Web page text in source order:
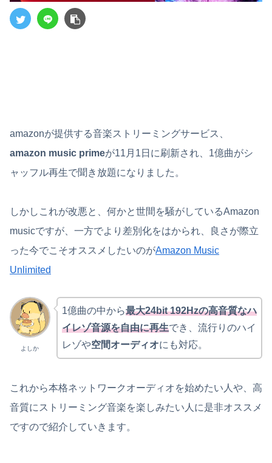
amazonが提供する音楽ストリーミングサービス、
amazon music primeが11月1日に刷新され、1億曲がシ
ャッフル再生で聞き放題になりました。
しかしこれが改悪と、何かと世間を騒がしているAmazon
musicですが、一方でより差別化をはかられ、良さが際立
った今でこそオススメしたいのがAmazon Music
Unlimited
よしか
1億曲の中から最大24bit 192Hzの高音質なハ
イレゾ音源を自由に再生でき、流行りのハイ
レゾや空間オーディオにも対応。
これから本格ネットワークオーディオを始めたい人や、高
音質にストリーミング音楽を楽しみたい人に是非オススメ
ですので紹介していきます。